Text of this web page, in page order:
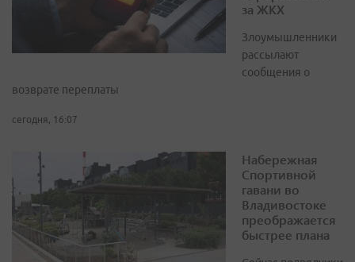
за ЖКХ
Злоумышленники
рассылают
сообщения о
возврате переплаты
сегодня, 16:07
Набережная
Спортивной
гавани во
Владивостоке
преображается
быстрее плана